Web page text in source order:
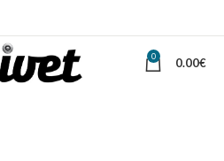
0 0.00€